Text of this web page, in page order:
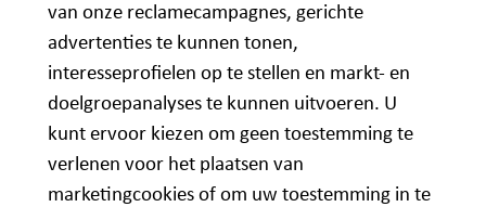
van onze reclamecampagnes, gerichte
advertenties te kunnen tonen,
interesseprofielen op te stellen en markt- en
doelgroepanalyses te kunnen uitvoeren. U
kunt ervoor kiezen om geen toestemming te
verlenen voor het plaatsen van
marketingcookies of om uw toestemming in te